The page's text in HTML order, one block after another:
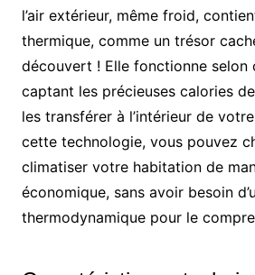
l’air extérieur, même froid,
thermique, comme un trésor
découvert ! Elle fonctionne selon
captant les précieuses calories
les transférer à l’intérieur de
cette technologie, vous pouvez
climatiser votre habitation de
économique, sans avoir besoin
thermodynamique pour le